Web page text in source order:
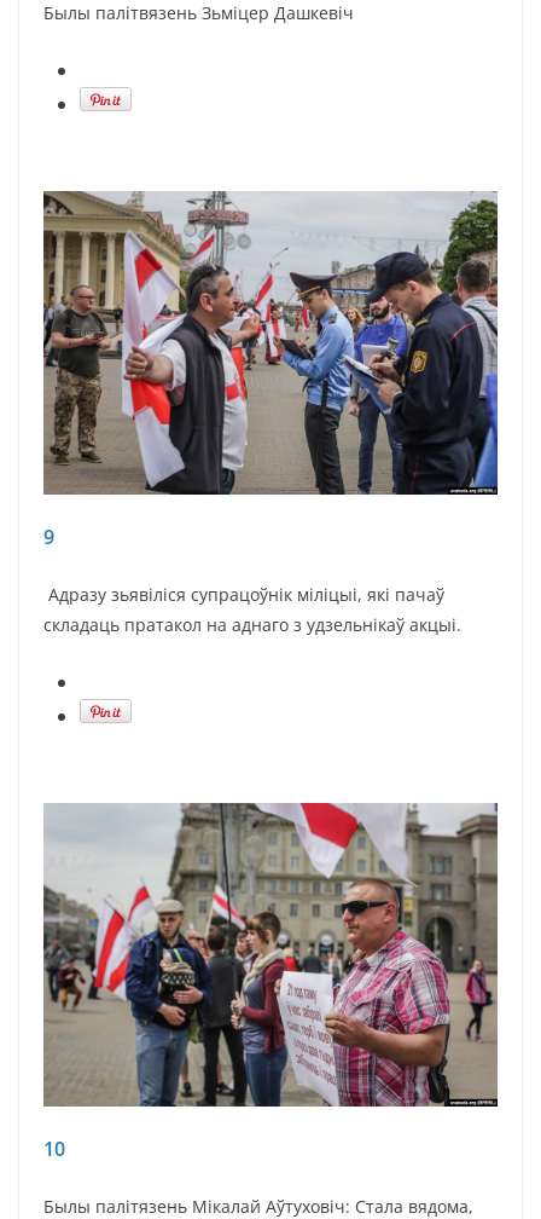
Былы палітвязень Зьміцер Дашкевіч
9
Адразу зьявіліся супрацоўнік міліцыі, які пачаў
складаць пратакол на аднаго з удзельнікаў акцыі.
10
Былы палітязень Мікалай Аўтуховіч: Стала вядома,